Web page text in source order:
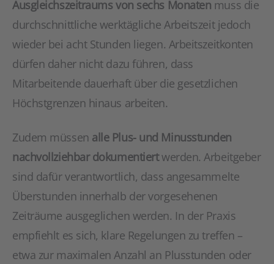
Ausgleichszeitraums von sechs Monaten muss die
durchschnittliche werktägliche Arbeitszeit jedoch
wieder bei acht Stunden liegen. Arbeitszeitkonten
dürfen daher nicht dazu führen, dass
Mitarbeitende dauerhaft über die gesetzlichen
Höchstgrenzen hinaus arbeiten.
Zudem müssen alle Plus- und Minusstunden
nachvollziehbar dokumentiertwerden. Arbeitgeber
sind dafür verantwortlich, dass angesammelte
Überstunden innerhalb der vorgesehenen
Zeiträume ausgeglichen werden. In der Praxis
empfiehlt es sich, klare Regelungen zu treffen –
etwa zur maximalen Anzahl an Plusstunden oder